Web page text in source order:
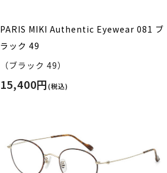
PARIS MIKI Authentic Eyewear 081 ブ
ラック 49
（ブラック 49）
15,400円(税込)